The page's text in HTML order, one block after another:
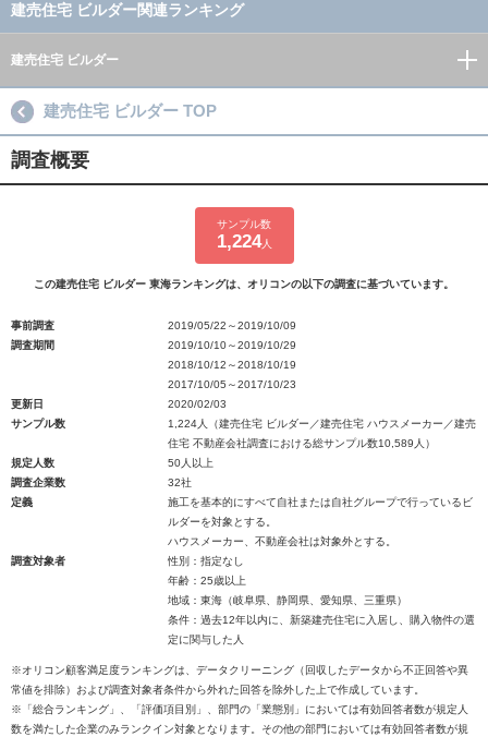
建売住宅 ビルダー関連ランキング
建売住宅 ビルダー
建売住宅 ビルダー TOP
調査概要
サンプル数
1,224人
この建売住宅 ビルダー 東海ランキングは、オリコンの以下の調査に基づいています。
事前調査
2019/05/22～2019/10/09
調査期間
2019/10/10～2019/10/29
2018/10/12～2018/10/19
2017/10/05～2017/10/23
更新日
2020/02/03
サンプル数
1,224人（建売住宅 ビルダー／建売住宅 ハウスメーカー／建売
住宅 不動産会社調査における総サンプル数10,589人）
規定人数
50人以上
調査企業数
32社
定義
施工を基本的にすべて自社または自社グループで行っているビ
ルダーを対象とする。
ハウスメーカー、不動産会社は対象外とする。
調査対象者
性別：指定なし
年齢：25歳以上
地域：東海（岐阜県、静岡県、愛知県、三重県）
条件：過去12年以内に、新築建売住宅に入居し、購入物件の選
定に関与した人
※オリコン顧客満足度ランキングは、データクリーニング（回収したデータから不正回答や異
常値を排除）および調査対象者条件から外れた回答を除外した上で作成しています。
※「総合ランキング」、「評価項目別」、部門の「業態別」においては有効回答者数が規定人
数を満たした企業のみランクイン対象となります。その他の部門においては有効回答者数が規